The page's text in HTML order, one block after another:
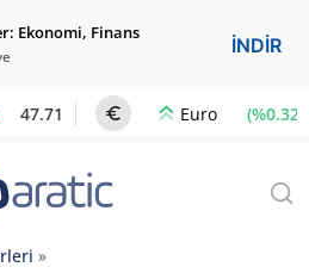
Ekonomi, Finans
İNDİR
47.71 Euro (%0.32)
»